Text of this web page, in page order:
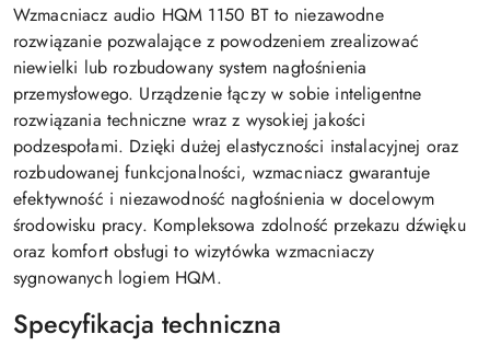
Wzmacniacz audio HQM 1150 BT to niezawodne
rozwiązanie pozwalające z powodzeniem zrealizować
niewielki lub rozbudowany system nagłośnienia
przemysłowego. Urządzenie łączy w sobie inteligentne
rozwiązania techniczne wraz z wysokiej jakości
podzespołami. Dzięki dużej elastyczności instalacyjnej oraz
rozbudowanej funkcjonalności, wzmacniacz gwarantuje
efektywność i niezawodność nagłośnienia w docelowym
środowisku pracy. Kompleksowa zdolność przekazu dźwięku
oraz komfort obsługi to wizytówka wzmacniaczy
sygnowanych logiem HQM.
Specyfikacja techniczna